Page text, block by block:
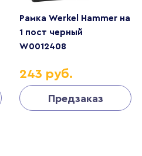
Рамка Werkel Hammer на
1 пост черный
W0012408
243 руб.
Предзаказ